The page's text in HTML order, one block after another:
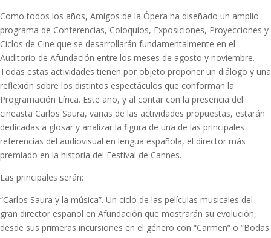
Como todos los años, Amigos de la Ópera ha diseñado un amplio
programa de Conferencias, Coloquios, Exposiciones, Proyecciones y
Ciclos de Cine que se desarrollarán fundamentalmente en el
Auditorio de Afundación entre los meses de agosto y noviembre.
Todas estas actividades tienen por objeto proponer un diálogo y una
reflexión sobre los distintos espectáculos que conforman la
Programación Lírica. Este año, y al contar con la presencia del
cineasta Carlos Saura, varias de las actividades propuestas, estarán
dedicadas a glosar y analizar la figura de una de las principales
referencias del audiovisual en lengua española, el director más
premiado en la historia del Festival de Cannes.
Las principales serán:
“Carlos Saura y la música”. Un ciclo de las películas musicales del
gran director español en Afundación que mostrarán su evolución,
desde sus primeras incursiones en el género con “Carmen” o “Bodas